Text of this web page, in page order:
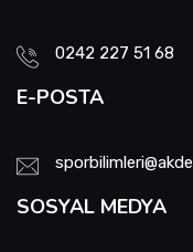
0242 227 51 68
E-POSTA
SOSYAL MEDYA